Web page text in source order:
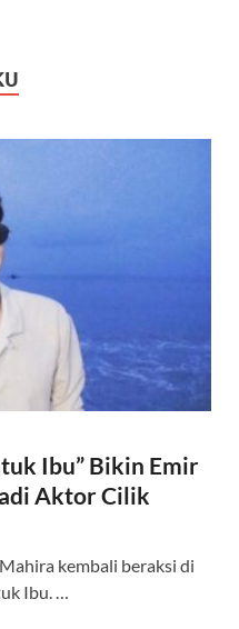
Ibu” Bikin Emir
Aktor Cilik
kembali beraksi di
Ibu. …